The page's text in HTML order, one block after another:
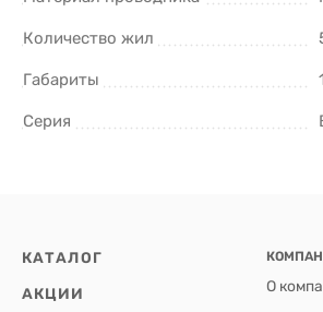
Количество жил
Габариты
Серия
КАТАЛОГ
АКЦИИ О